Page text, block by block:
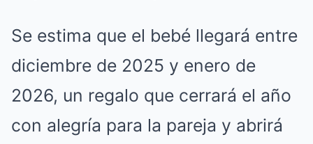
Se estima que el bebé llegará entre
diciembre de 2025 y enero de
2026, un regalo que cerrará el año
con alegría para la pareja y abrirá